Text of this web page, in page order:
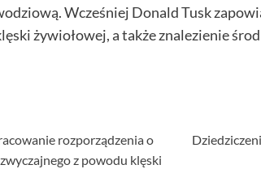
Wcześniej Donald Tusk
żywiołowej, a także znalezienie
rozporządzenia o
z powodu klęski